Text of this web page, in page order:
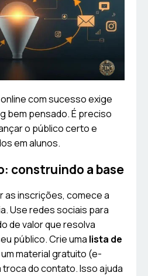
com sucesso exige
bem pensado. É preciso
o público certo e
em alunos.
construindo a base
as inscrições, comece a
Use redes sociais para
de valor que resolva
público. Crie uma lista de
material gratuito (e-
troca do contato. Isso ajuda